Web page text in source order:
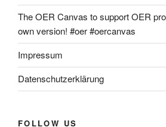
The OER Canvas to support OER
own version! #oer #oercanvas
Impressum
Datenschutzerklärung
FOLLOW US